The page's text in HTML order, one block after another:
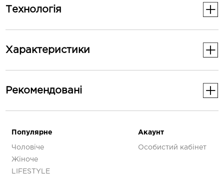
Технологія
прилягання до тіла під час руху.
Характеристики
Колір
Рекомендованi
Популярне
Чоловіче
Жіноче
LIFESTYLE
Акаунт
Особистий кабінет